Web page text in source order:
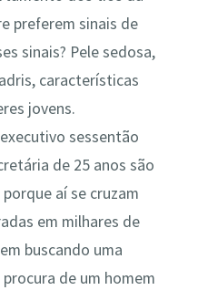
preferem sinais de
sinais? Pele sedosa,
características
jovens.
sessentão
de 25 anos são
aí se cruzam
em milhares de
buscando uma
de um homem